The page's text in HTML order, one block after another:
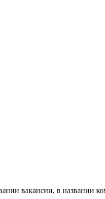
вакансии, в названии